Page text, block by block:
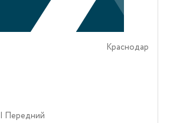
Краснодар
| Передний